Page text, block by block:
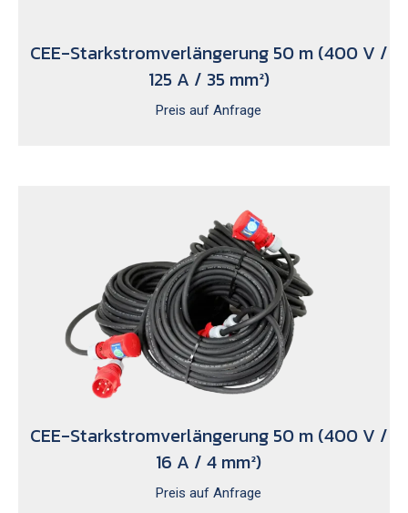
CEE-Starkstromverlängerung 50 m (400 V /
125 A / 35 mm²)
Preis auf Anfrage
CEE-Starkstromverlängerung 50 m (400 V /
16 A / 4 mm²)
Preis auf Anfrage